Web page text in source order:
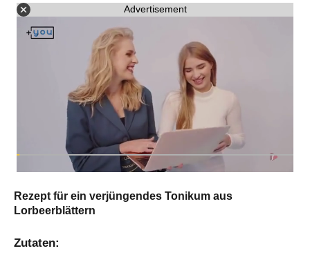
Advertisement
Rezept für ein verjüngendes Tonikum aus
Lorbeerblättern
Zutaten: